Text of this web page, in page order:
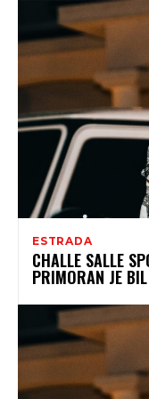
ESTRADA
CHALLE SALLE
PRIMORAN JE